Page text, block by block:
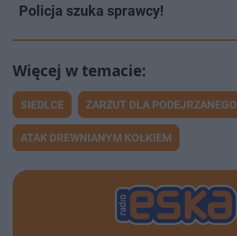
Policja szuka sprawcy!
SIEDLCE ZARZUT DLA PODEJRZANEGO
ATAK DREWNIANYM KOŁKIEM